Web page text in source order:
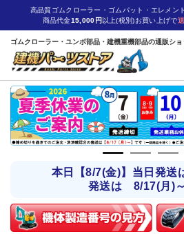
高品質ゴムクローラー・ゴムパット・エレメン
商品代金15,000円 以上(税別)お買い上げで
ゴムクローラー・ユンボ部品・建機重機部品の通販ショ
本日【8/7(金)】当日発送
発送は 8/17(月)